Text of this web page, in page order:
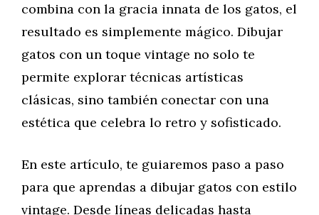
combina con la gracia innata de los gatos, el
resultado es simplemente mágico. Dibujar
gatos con un toque vintage no solo te
permite explorar técnicas artísticas
clásicas, sino también conectar con una
estética que celebra lo retro y sofisticado.
En este artículo, te guiaremos paso a paso
para que aprendas a dibujar gatos con estilo
vintage. Desde líneas delicadas hasta